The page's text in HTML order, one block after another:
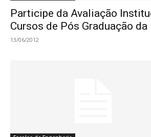
Participe da Avaliação
Cursos de Pós Graduação da
13/06/2012